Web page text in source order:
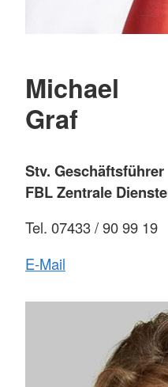
Michael
Graf
Stv. Geschäftsführer
FBL Zentrale Dienste
Tel. 07433 / 90 99 19
E-Mail